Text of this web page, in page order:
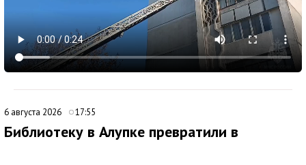
6 августа 2026 17:55
Библиотеку в Алупке превратили в